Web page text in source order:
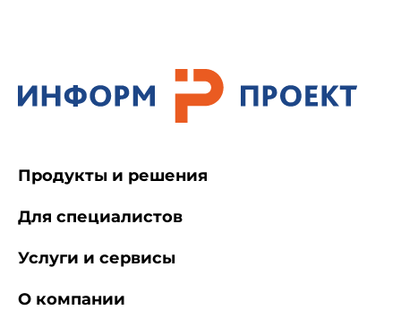
контрольной аппаратуре для проверки
электрической безопасности в низковольтных
аппаратура или установки выполняют функции
в сферу действия стандартов серии МЭК 61557,
соответствующий стандарт указанной серии
Продукты и решения
Для специалистов
Услуги и сервисы
О компании